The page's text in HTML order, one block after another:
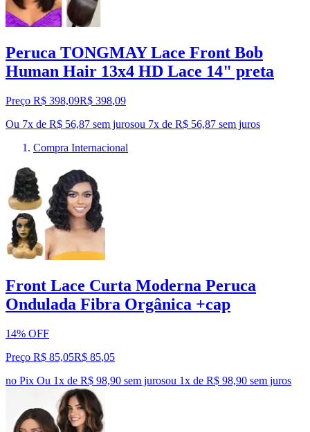
Peruca TONGMAY Lace Front Bob
Human Hair 13x4 HD Lace 14" preta
Preço R$ 398,09R$ 398,09
Ou 7x de R$ 56,87 sem jurosou 7x de R$ 56,87 sem juros
Compra Internacional
Front Lace Curta Moderna Peruca
Ondulada Fibra Orgânica +cap
14% OFF
Preço R$ 85,05R$ 85,05
no Pix Ou 1x de R$ 98,90 sem jurosou 1x de R$ 98,90 sem juros